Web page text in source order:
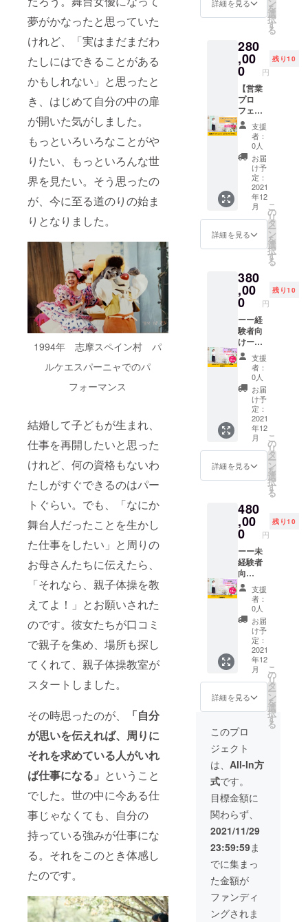
夢がかなったと思っていた
けれど、「実はまだまだわ
たしにはできることがある
かもしれない」と思ったと
き、はじめて自分の中の扉
が開いた気がしました。
もっといろいろなことがや
りたい、もっといろんな世
界を見たい。そう思ったの
が、今に至る道のりの始ま
りとなりました。
1994年 志摩スペイン村 パ
ルケエスパーニャでのパ
フォーマンス
結婚して子どもが生まれ、
仕事を再開したいと思った
けれど、何の資格もないわ
たしがすぐできるのはパー
トぐらい。でも、「なにか
舞台人だったことを生かし
た仕事をしたい」と周りの
お母さんたちに伝えたら、
「それなら、親子体操を教
えてよ！」とお願いされた
のです。彼女たちが口コミ
で親子を集め、場所も探し
てくれて、親子体操教室が
スタートしました。
その時思ったのが、
「自分
が思いを伝えれば、周りに
それを求めている人がいれ
ば仕事になる」 ということ
でした。世の中に今ある仕
事じゃなくても、自分の
持っている強みが仕事にな
る。それをこのとき体感し
たのです。
思わせ
る後
味。 ※
送料込
みのお
値段で
す。
の企業
のHPで
PRでき
ます。
※SHAO
Nセレク
トワイ
ンの送
料込み
のお値
段で
す。 ※
掲載内
容は
メール
にて打
合せさ
せてい
ただき
ます。
※ネット
販売や
企業イ
メージ
が相違
する場
合等、
掲載を
お断り
させて
いただ
く場合
があり
ます。
お断り
させて
いただ
いた場
合にお
いても
かねま
す。
※HPの
掲載期
間は
2021年
12月か
ら1年間
です。
回答で
も少な
いとい
うのが
現状で
す。
SNSを
営業で
使いこ
なすた
めには
色んな
カスタ
マイズ
が必要
です。
特に
「人と
出会う
ための
するた
めの方
法をお
伝えす
るコー
スで
す。 私
が行っ
ている
SNS運
用術を
まずは
体験し
てくだ
さい。
1ヶ月4
回（各
1.5時
間）の
コース
となり
ます。
※日程は
メール
にて調
整いた
しま
す。
詳細を見る ン
を
選
択
す
る
280
,00
0 円
残り10
【営業
プロ
フェッ
ショナ
ルプロ
グラ
ム】 オ
ンライ
ンとオ
フライ
ンの両
方で必
要な営
業スキ
ルを全
コース
です。
通常
330,000
円の3ヶ
月の
コース
をクラ
ウド
ファン
ディン
グ特別
価格の
280,000
円でご
提供い
たしま
す。 入
門編で
る
「SNS
運用
術」は
もちろ
んのこ
と、リ
アルで
お会い
した方
に対し
SHAON
式精油
を使っ
た「深
層心理
へのア
プロー
活用し
相手の
ブロッ
クや欲
しいも
のを見
える化
してい
きま
す。 ご
自分の
営業を
する前
から相
手の欲
しいも
のが分
かって
支援
者：
0人
お届
け予
定：
2021
年12
月
詳細を見る
こ
の
リ
タ
ー
ン
を
選
択
す
る
380
,00
0 円
残り10
ーー経
験者向
けーー
【SHA
ON プロ
フェッ
ショナ
ルス
クール
参加
権】
SHAON
プロ
フェッ
ショナ
へ参加
できま
す。 最
長6ヶ月
の間に
30時間
の受講
時間と
なりま
す。 オ
ンライ
ンでの
講義が
メイン
となっ
ており
ます
が、実
技は大
阪市中
央区南
久宝寺
町 3-3-6
西海ビ
ル一階
の心斎
橋セラ
ピース
タジオ
にてお
こない
ます。
ただ
し、
ベッド
がある
場所に
支援
者：
0人
お届
け予
定：
2021
年12
月
詳細を見る
こ
の
リ
タ
ー
ン
を
選
択
す
る
480
,00
0 円
残り10
ーー未
経験者
向
けーー
【SHA
ON プロ
フェッ
ショナ
ルス
クール
参加権
セッ
ション
付き】
SHAON
フェッ
ショナ
ルス
クール
へ参加
でき,、
セッ
ション
（2時間
強）を
受ける
ことが
できま
す。
SHAON
プロ
フェッ
ショナ
支援
者：
0人
お届
け予
定：
2021
年12
月
詳細を見る
こ
の
リ
タ
ー
ン
を
選
択
す
る
このプロ
ジェクト
は、 All-In方
式です。
目標金額に
関わらず、
2021/11/29
23:59:59ま
でに集まっ
た金額が
ファンディ
ングされま